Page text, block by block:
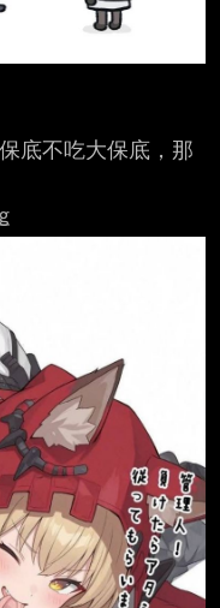
底不吃大保底，那